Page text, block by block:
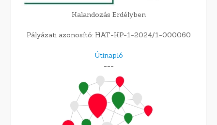
Kalandozás Erdélyben
Pályázati azonosító: HAT-KP-1-2024/1-000060
Útinapló
---